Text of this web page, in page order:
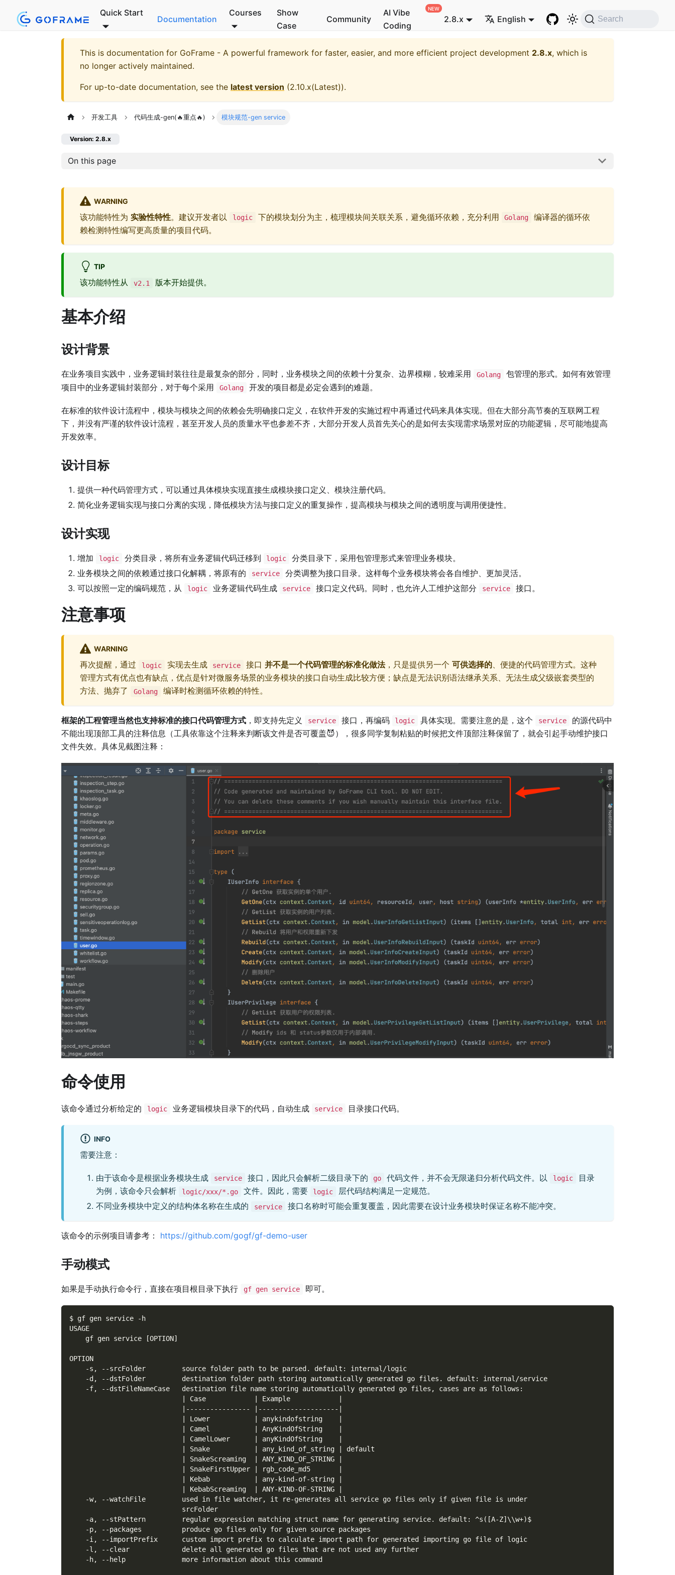
Quick Start
Documentation
Courses
Show
Case
Community
AI Vibe
Coding
2.8.x English Search
This is documentation for GoFrame - A powerful framework for faster, easier, and more efficient project development 2.8.x, which is
no longer actively maintained.
For up-to-date documentation, see the latest version (2.10.x(Latest)).
开发工具 代码生成-gen(🔥重点🔥) 模块规范-gen service
Version: 2.8.x
On this page
WARNING
该功能特性为 实验性特性。建议开发者以 logic 下的模块划分为主，梳理模块间关联关系，避免循环依赖，充分利用 Golang
编译器的循环依
赖检测特性编写更高质量的项目代码。
TIP
该功能特性从 v2.1 版本开始提供。
基本介绍
设计背景
在业务项目实践中，业务逻辑封装往往是最复杂的部分，同时，业务模块之间的依赖十分复杂、边界模糊，较难采用 Golang
包管理的形式。如何有效管理
项目中的业务逻辑封装部分，对于每个采用
Golang 开发的项目都是必定会遇到的难题。
在标准的软件设计流程中，模块与模块之间的依赖会先明确接口定义，在软件开发的实施过程中再通过代码来具体实现。但在大部分高节奏的互联网工程
下，并没有严谨的软件设计流程，甚至开发人员的质量水平也参差不齐，大部分开发人员首先关心的是如何去实现需求场景对应的功能逻辑，尽可能地提高
开发效率。
设计目标
提供一种代码管理方式，可以通过具体模块实现直接生成模块接口定义、模块注册代码。
简化业务逻辑实现与接口分离的实现，降低模块方法与接口定义的重复操作，提高模块与模块之间的透明度与调用便捷性。
设计实现
增加 logic 分类目录，将所有业务逻辑代码迁移到 logic
分类目录下，采用包管理形式来管理业务模块。
业务模块之间的依赖通过接口化解耦，将原有的
service
分类调整为接口目录。这样每个业务模块将会各自维护、更加灵活。
可以按照一定的编码规范，从
logic 业务逻辑代码生成 service 接口定义代码。同时，也允许人工维护这部分 service 接口。
注意事项
WARNING
再次提醒，通过 logic 实现去生成 service 接口 并不是一个代码管理的标准化做法，只是提供另一个 可供选择的、便捷的代码管理方式。这种
管理方式有优点也有缺点，优点是针对微服务场景的业务模块的接口自动生成比较方便；缺点是无法识别语法继承关系、无法生成父级嵌套类型的
方法、抛弃了
Golang 编译时检测循环依赖的特性。
框架的工程管理当然也支持标准的接口代码管理方式 ，即支持先定义 service 接口，再编码 logic 具体实现。需要注意的是，这个 service
的源代码中
不能出现顶部工具的注释信息（工具依靠这个注释来判断该文件是否可覆盖😈），很多同学复制粘贴的时候把文件顶部注释保留了，就会引起手动维护接口
文件失效。具体见截图注释：
命令使用
该命令通过分析给定的 logic 业务逻辑模块目录下的代码，自动生成 service 目录接口代码。
INFO
需要注意：
由于该命令是根据业务模块生成 service 接口，因此只会解析二级目录下的 go 代码文件，并不会无限递归分析代码文件。以 logic
目录
为例，该命令只会解析
logic/xxx/*.go 文件。因此，需要 logic
层代码结构满足一定规范。
不同业务模块中定义的结构体名称在生成的
service 接口名称时可能会重复覆盖，因此需要在设计业务模块时保证名称不能冲突。
该命令的示例项目请参考： https://github.com/gogf/gf-demo-user
手动模式
如果是手动执行命令行，直接在项目根目录下执行 gf gen service 即可。
$ gf gen service -h
USAGE
    gf gen service [OPTION]
OPTION
    -s, --srcFolder         source folder path to be parsed. default: internal/logic
    -d, --dstFolder         destination folder path storing automatically generated go files. default: internal/service
    -f, --dstFileNameCase   destination file name storing automatically generated go files, cases are as follows:
                            | Case            | Example            |
                            |---------------- |--------------------|
                            | Lower           | anykindofstring    |
                            | Camel           | AnyKindOfString    |
                            | CamelLower      | anyKindOfString    |
                            | Snake           | any_kind_of_string | default
                            | SnakeScreaming  | ANY_KIND_OF_STRING |
                            | SnakeFirstUpper | rgb_code_md5       |
                            | Kebab           | any-kind-of-string |
                            | KebabScreaming  | ANY-KIND-OF-STRING |
    -w, --watchFile         used in file watcher, it re-generates all service go files only if given file is under
                            srcFolder
    -a, --stPattern         regular expression matching struct name for generating service. default: ^s([A-Z]\\w+)$
    -p, --packages          produce go files only for given source packages
    -i, --importPrefix      custom import prefix to calculate import path for generated importing go file of logic
    -l, --clear             delete all generated go files that are not used any further
    -h, --help              more information about this command